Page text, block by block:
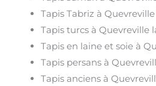
Tapis Tabriz à
Tapis turcs à Quevreville
Tapis en laine et soie à
Tapis persans à
Tapis anciens à